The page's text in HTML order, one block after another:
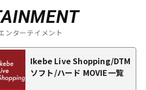
ンターテイメント
Ikebe Live Shopping/DTM
ソフト/ハード MOVIE一覧